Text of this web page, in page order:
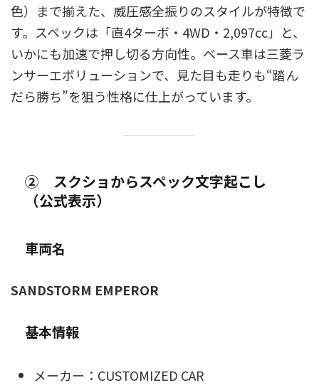
色）まで揃えた、威圧感全振りのスタイルが特徴で
す。スペックは「直4ターボ・4WD・2,097cc」と、
いかにも加速で押し切る方向性。ベース車は三菱ラ
ンサーエボリューションで、見た目も走りも“踏ん
だら勝ち”を狙う性格に仕上がっています。
② スクショからスペック文字起こし
（公式表示）
車両名
SANDSTORM EMPEROR
基本情報
メーカー：CUSTOMIZED CAR